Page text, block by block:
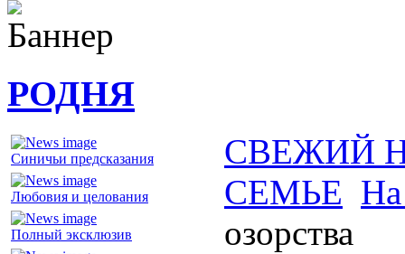
РОДНЯ
Синичьи предсказания
Любовия и целования
Полный эксклюзив
СВЕЖИЙ
СЕМЬЕ На
озорства